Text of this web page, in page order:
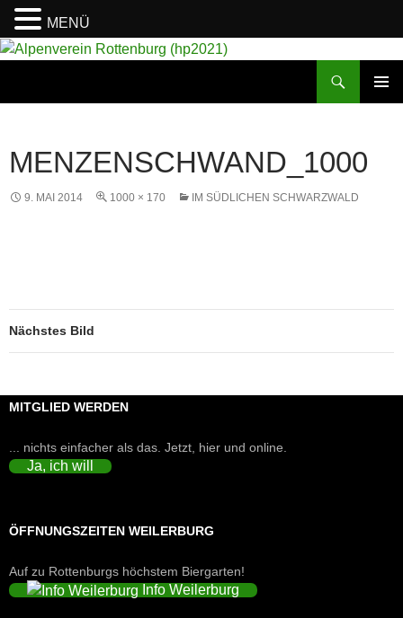
MENZENSCHWAND_1000
9. MAI 2014 1000 × 170 IM SÜDLICHEN SCHWARZWALD
Nächstes Bild
MITGLIED WERDEN
... nichts einfacher als das. Jetzt, hier und online.
Ja, ich will
ÖFFNUNGSZEITEN WEILERBURG
Auf zu Rottenburgs höchstem Biergarten!
Info Weilerburg
MENÜ